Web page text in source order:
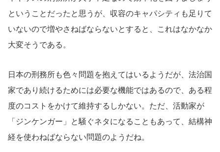
ということだったと思うが、収容のキャパシティも足りて
いないので増やさねばならないとすると、これはなかなか
大変そうである。
日本の刑務所も色々問題を抱えてはいるようだが、法治国
家であり続けるためには必要な機能ではあるので、ある程
度のコストをかけて維持するしかない。ただ、活動家が
「ジンケンガー」と騒ぐネタになることもあって、結構神
経を使わねばならない問題のようだね。